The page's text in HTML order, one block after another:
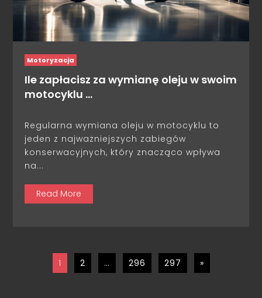
Motoryzacja
Ile zapłacisz za wymianę oleju w swoim
motocyklu …
Regularna wymiana oleju w motocyklu to
jeden z najważniejszych zabiegów
konserwacyjnych, który znacząco wpływa
na...
Read More
1 2 … 296 297 »